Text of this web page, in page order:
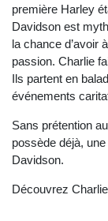
première Harley
Davidson est
la chance d’avoir
passion. Charlie
Ils partent en
événements
Sans prétention
possède déjà,
Davidson.
Découvrez